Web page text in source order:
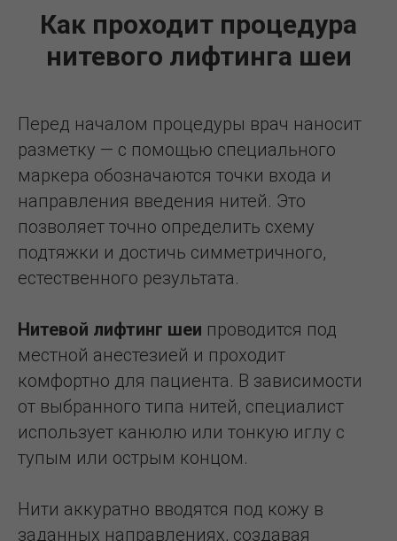
Как проходит процедура
нитевого лифтинга шеи
Перед началом процедуры врач наносит
разметку — с помощью специального
маркера обозначаются точки входа и
направления введения нитей. Это
позволяет точно определить схему
подтяжки и достичь симметричного,
естественного результата.
Нитевой лифтинг шеи проводится под
местной анестезией и проходит
комфортно для пациента. В зависимости
от выбранного типа нитей, специалист
использует канюлю или тонкую иглу с
тупым или острым концом.
Нити аккуратно вводятся под кожу в
заданных направлениях, создавая